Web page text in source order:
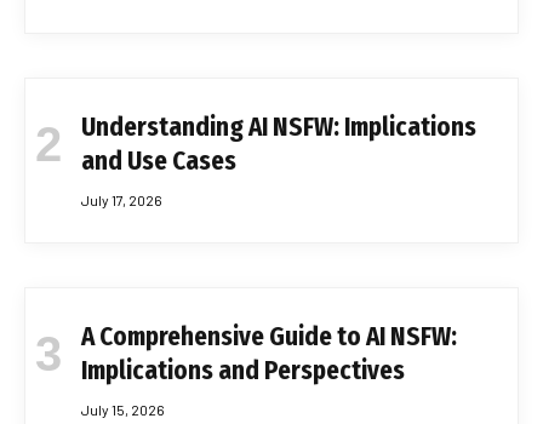
Understanding AI NSFW: Implications
and Use Cases
July 17, 2026
A Comprehensive Guide to AI NSFW:
Implications and Perspectives
July 15, 2026